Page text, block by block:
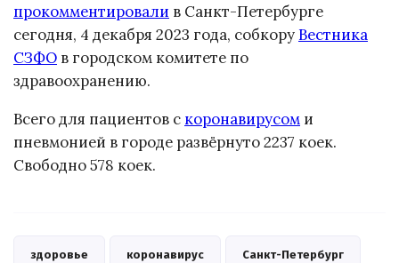
прокомментировали в Санкт-Петербурге
сегодня, 4 декабря 2023 года, собкоруВестника
СЗФО в городском комитете по
здравоохранению.
Всего для пациентов с коронавирусом и
пневмонией в городе развёрнуто 2237 коек.
Свободно 578 коек.
здоровье коронавирус Санкт-Петербург